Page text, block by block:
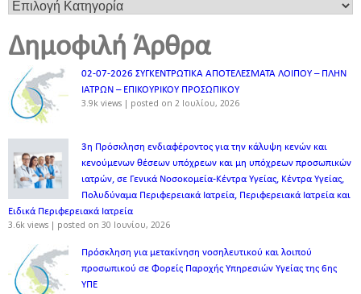
Δημοφιλή Άρθρα
02-07-2026 ΣΥΓΚΕΝΤΡΩΤΙΚΑ ΑΠΟΤΕΛΕΣΜΑΤΑ ΛΟΙΠΟΥ – ΠΛΗΝ
ΙΑΤΡΩΝ – ΕΠΙΚΟΥΡΙΚΟΥ ΠΡΟΣΩΠΙΚOY
3.9k views | posted on 2 Ιουλίου, 2026
3η Πρόσκληση ενδιαφέροντος για την κάλυψη κενών και
κενούμενων θέσεων υπόχρεων και μη υπόχρεων προσωπικών
ιατρών, σε Γενικά Νοσοκομεία-Κέντρα Υγείας, Κέντρα Υγείας,
Πολυδύναμα Περιφερειακά Ιατρεία, Περιφερειακά Ιατρεία και
Ειδικά Περιφερειακά Ιατρεία
3.6k views | posted on 30 Ιουνίου, 2026
Πρόσκληση για μετακίνηση νοσηλευτικού και λοιπού
προσωπικού σε Φορείς Παροχής Υπηρεσιών Υγείας της 6ης
ΥΠΕ